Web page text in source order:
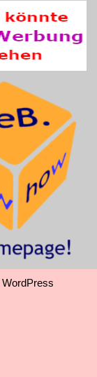
WordPress